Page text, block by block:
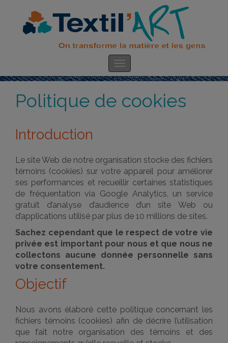
Politique de cookies
Introduction
Le site Web de notre organisation stocke des fichiers
témoins (cookies) sur votre appareil pour améliorer
ses performances et recueillir certaines statistiques
de fréquentation via Google Analytics, un service
gratuit d’analyse d’audience d’un site Web ou
d’applications utilisé par plus de 10 millions de sites.
Sachez cependant que le respect de votre vie
privée est important pour nous et que nous ne
collectons aucune donnée personnelle sans
votre consentement.
Objectif
Nous avons élaboré cette politique concernant les
fichiers témoins (cookies) afin de décrire l’utilisation
que fait notre organisation des témoins et des